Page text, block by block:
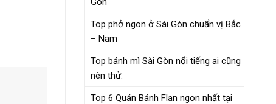
Top phở ngon ở Sài Gòn chuẩn vị Bắc
– Nam
Top bánh mì Sài Gòn nổi tiếng ai cũng
nên thử.
Top 6 Quán Bánh Flan ngon nhất tại